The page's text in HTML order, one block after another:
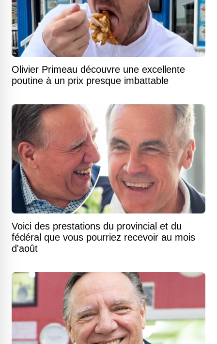
Olivier Primeau découvre une excellente
poutine à un prix presque imbattable
Voici des prestations du provincial et du
fédéral que vous pourriez recevoir au mois
d'août